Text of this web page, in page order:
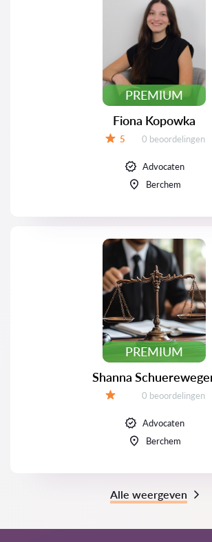
PREMIUM
Fiona Kopowka
5 Beoordelingen:
0 beoordelingen
Advocaten
Berchem
PREMIUM
Shanna
Beoordelingen:
0 beoordelingen
Advocaten
Berchem
Alle weergeven